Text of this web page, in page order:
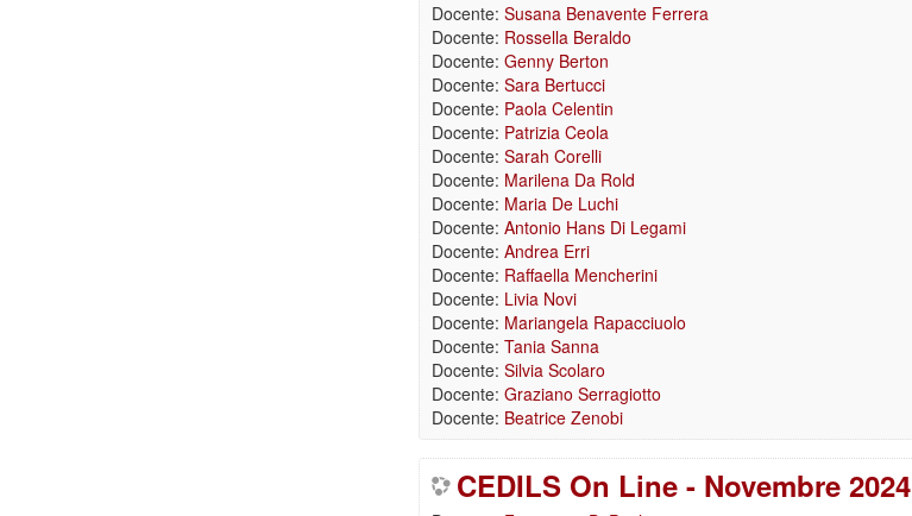
Docente: Susana Benavente Ferrera
Docente: Rossella Beraldo
Docente: Genny Berton
Docente: Sara Bertucci
Docente: Paola Celentin
Docente: Patrizia Ceola
Docente: Sarah Corelli
Docente: Marilena Da Rold
Docente: Maria De Luchi
Docente: Antonio Hans Di Legami
Docente: Andrea Erri
Docente: Raffaella Mencherini
Docente: Livia Novi
Docente: Mariangela Rapacciuolo
Docente: Tania Sanna
Docente: Silvia Scolaro
Docente: Graziano Serragiotto
Docente: Beatrice Zenobi
CEDILS On Line - Novembre 2024